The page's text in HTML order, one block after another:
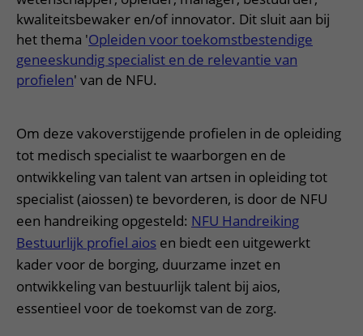
Onderzoeken en diagnostiek
Het Wilhelmina Kinderziekenhuis
Bloedprikken
Wachttijden
Bezoektijden
Mijn UMC Utrecht patiëntportaal
Faciliteiten en voorzieningen
Bezoekregels
Kwaliteit en veiligheid
Route naar het ziekenhuis
Parkeren
Wegwijs in het ziekenhuis
Contact met verpleegafdeling
Het Wilhelmina Kinderziekenhuis
Teleconsult aanvragen
Diagnostiek aanvragen
Zorgverlenersportaal
Over UMC Utrecht
Research
Werken bij het UMC Utrecht
kwaliteitsbewaker en/of innovator. Dit sluit aan bij
het thema 'Opleiden voor toekomstbestendige
geneeskundig specialist en de relevantie van
profielen' van de NFU.
Om deze vakoverstijgende profielen in de opleiding
tot medisch specialist te waarborgen en de
ontwikkeling van talent van artsen in opleiding tot
specialist (aiossen) te bevorderen, is door de NFU
een handreiking opgesteld: NFU Handreiking
Bestuurlijk profiel aios en biedt een uitgewerkt
kader voor de borging, duurzame inzet en
ontwikkeling van bestuurlijk talent bij aios,
essentieel voor de toekomst van de zorg.